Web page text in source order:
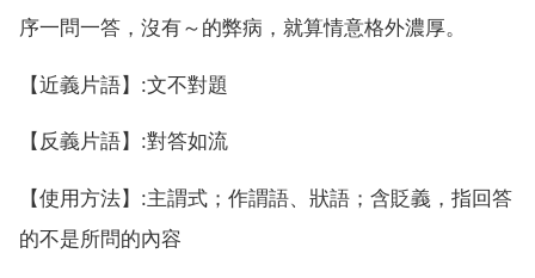
序一問一答，沒有～的弊病，就算情意格外濃厚。
【近義片語】:文不對題
【反義片語】:對答如流
【使用方法】:主謂式；作謂語、狀語；含貶義，指回答
的不是所問的內容